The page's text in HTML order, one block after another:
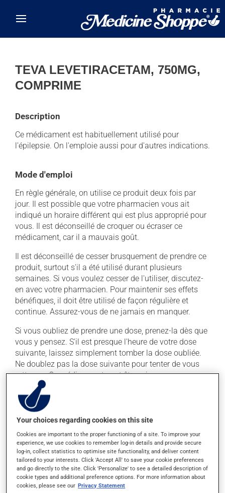
TEVA LEVETIRACETAM, 750MG,
COMPRIME
Description
Ce médicament est habituellement utilisé pour
l'épilepsie. On l'emploie aussi pour d'autres indications.
Mode d'emploi
En règle générale, on utilise ce produit deux fois par
jour. Il est possible que votre pharmacien vous ait
indiqué un horaire différent qui est plus approprié pour
vous. Il est déconseillé de croquer ou écraser ce
médicament, car il a mauvais goût.
Il est déconseillé de cesser brusquement de prendre ce
produit, surtout s'il a été utilisé durant plusieurs
semaines. Si vous voulez cesser de l'utiliser, discutez-
en avec votre pharmacien. Pour maintenir ses effets
bénéfiques, il doit être utilisé de façon régulière et
continue. Assurez-vous de ne jamais en manquer.
Si vous oubliez de prendre une dose, prenez-la dès que
vous y pensez. S'il est presque l'heure de votre dose
suivante, laissez simplement tomber la dose oubliée.
Ne doublez pas la dose suivante pour tenter de vous
rattraper. Ce médicament peut être pris avec ou sans
nourriture, sans égard aux repas ou aux collations.
La prise d'alcool peut augmenter l'effet du
médicament. Limitez la consommation d'alcool à une
prise occasionnelle de petites quantités.
Effets indésirables
En plus de ses effets recherchés, ce produit peut à
l'occasion entraîner certains effets indésirables (effets
Your choices regarding cookies on this site
Cookies are important to the proper functioning of a site. To improve your
experience, we use cookies to remember log-in details and provide secure
log-in, collect statistics to optimise site functionality, and deliver content
tailored to your interests. Click 'Accept All' to save your cookie preferences
and go directly to the site. Click 'Personalize' to see a detailed description of
cookie types and additional preference options. For more information about
cookies, please see our Privacy Statement